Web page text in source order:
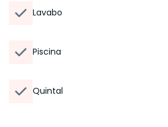
Lavabo
Piscina
Quintal